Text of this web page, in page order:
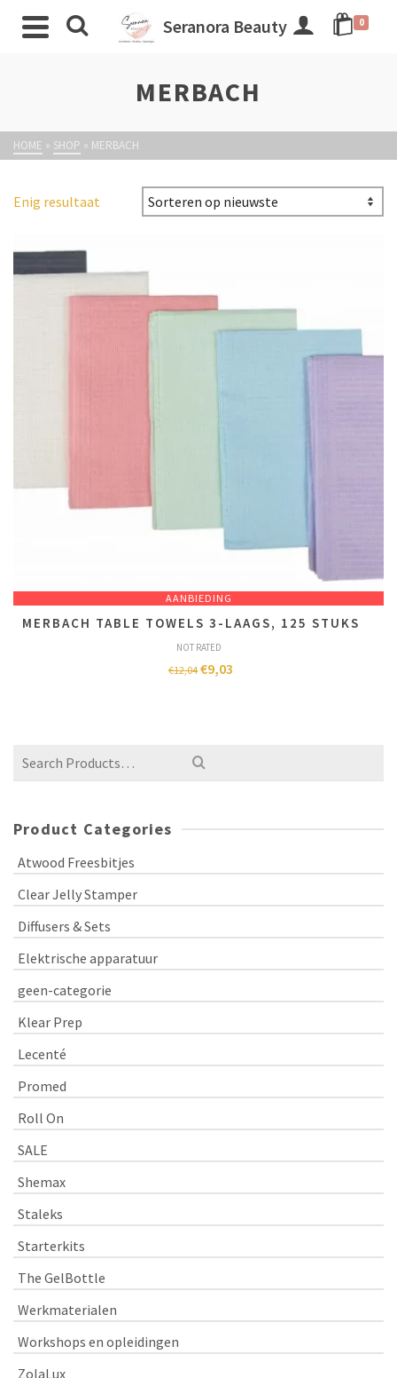
Seranora Beauty 0
MERBACH
HOME » SHOP » MERBACH
Enig resultaat
AANBIEDING
MERBACH TABLE TOWELS 3-LAAGS, 125 STUKS
NOT RATED
€12,04 €9,03
Product Categories
Atwood Freesbitjes
Clear Jelly Stamper
Diffusers & Sets
Elektrische apparatuur
geen-categorie
Klear Prep
Lecenté
Promed
Roll On
SALE
Shemax
Staleks
Starterkits
The GelBottle
Werkmaterialen
Workshops en opleidingen
ZolaLux